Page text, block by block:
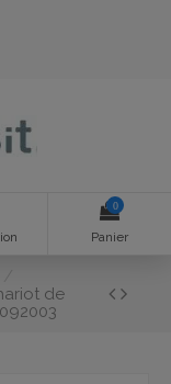
0
Panier
de